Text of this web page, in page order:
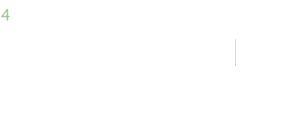
Campingplatz